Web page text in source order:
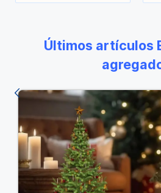
Últimos artículos